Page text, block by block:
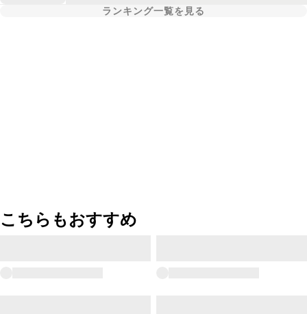
ランキング一覧を見る
こちらもおすすめ